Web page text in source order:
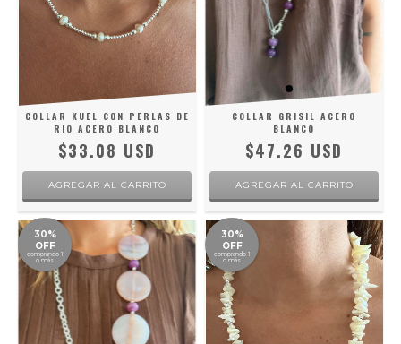
COLLAR KUEL CON PERLAS DE
RIO ACERO BLANCO
$33.08 USD
COLLAR GRISIL ACERO
BLANCO
$47.26 USD
30%
OFF
comprando 1
o más
30%
OFF
comprando 1
o más